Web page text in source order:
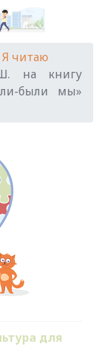
Я читаю
на книгу
были мы»
для